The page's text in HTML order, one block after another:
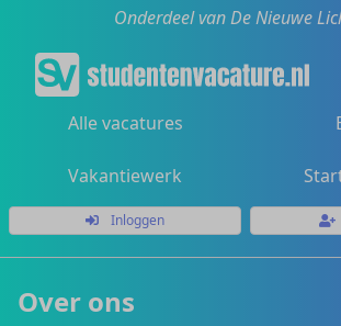
Onderdeel van De Nieuwe
Alle vacatures
Vakantiewerk
Inloggen
Over ons